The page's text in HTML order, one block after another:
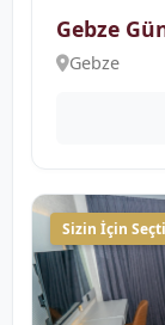
Gebze
Gebze
Sizin İçin